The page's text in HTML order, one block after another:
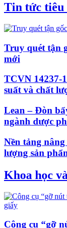
Tin tức tiêu
Truy quét tận
mới
TCVN 14237-
suất và chất
Lean – Đòn
ngành dược
Nền tảng
lượng sản
Khoa học
Công cụ “gỡ